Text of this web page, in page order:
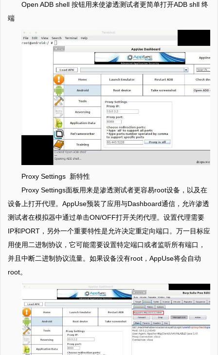
Open ADB shell 按钮用来使渗透测试者更简单打开ADB shll 终
端
Proxy Settings 新特性
Proxy Settings面板用来是渗透测试者更容易root设备，以及在
设备上打开代理。AppUse预装了应用与Dashboard通信，允许渗透
测试者在模拟器中通过单击ON/OFF打开关闭代理。设置代理需要
IP和PORT，另外一个重要特性是允许决定重定向端口。万一目标应
用使用二进制协议，它可能需要设置特定端口或者监听所有端口，
并且中断二进制协议流量。如果设备没有root，AppUse将会自动
root。